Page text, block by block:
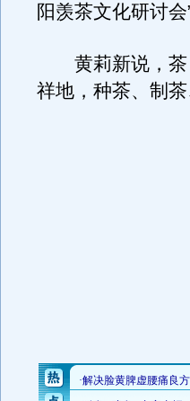
阳羡茶文化研讨
黄莉新说，茶
祥地，种茶、制茶